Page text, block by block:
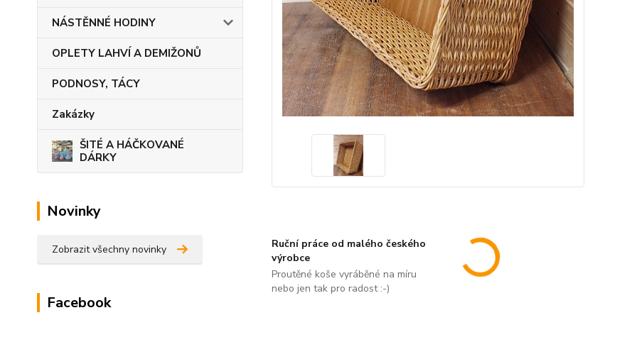
NÁSTĚNNÉ HODINY
OPLETY LAHVÍ A DEMIŽONŮ
PODNOSY, TÁCY
Zakázky
ŠITÉ A HÁČKOVANÉ
DÁRKY
Novinky
Zobrazit všechny novinky
Facebook
Ruční práce od malého českého
výrobce
Proutěné koše vyráběné na míru
nebo jen tak pro radost :-)